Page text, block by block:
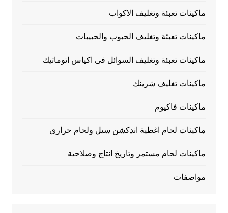
ماكينات تعبئة وتغليف الاكواب
ماكينات تعبئة وتغليف الحبوب والحبيبات
ماكينات تعبئة وتغليف السوائل فى اكياس اتوماتيك
ماكينات تغليف شرينك
ماكينات فاكيوم
ماكينات لحام اغطية اندكشن سيل ولحام حرارى
ماكينات لحام مستمر وتاريخ انتاج وصلاحية
مواصفات